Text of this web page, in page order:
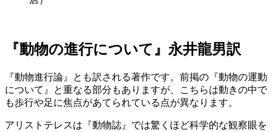
『動物の進行について』永井龍男訳
『動物進行論』とも訳される著作です。前掲の『動物の運動
について』と重なる部分もありますが、こちらは動きの中で
も歩行や足に焦点があてられている点が異なります。
アリストテレスは『動物誌』では驚くほど科学的な観察眼を